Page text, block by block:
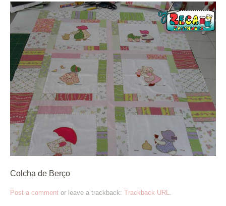
Colcha de Berço
Post a comment or leave a trackback: Trackback URL.